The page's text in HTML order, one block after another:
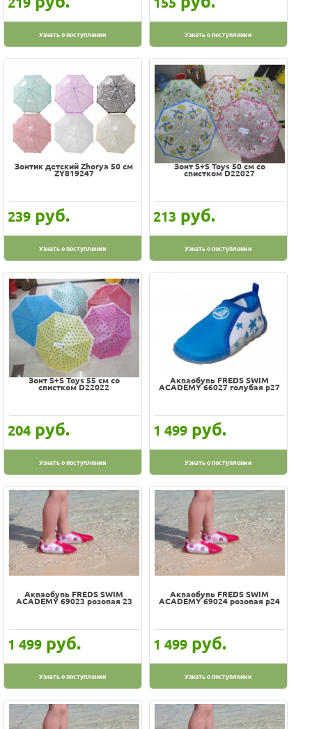
Узнать о поступлении Узнать о поступлении
Зонтик детский Zhorya 50 см
ZY819247
239 руб.
Узнать о поступлении
Зонт S+S Toys 50 см со
свистком D22027
213 руб.
Узнать о поступлении
Зонт S+S Toys 55 см со
свистком D22022
204 руб.
Узнать о поступлении
Акваобувь FREDS SWIM
ACADEMY 66027 голубая р27
1 499 руб.
Узнать о поступлении
Акваобувь FREDS SWIM
ACADEMY 69023 розовая 23
1 499 руб.
Узнать о поступлении
Акваобувь FREDS SWIM
ACADEMY 69024 розовая р24
1 499 руб.
Узнать о поступлении